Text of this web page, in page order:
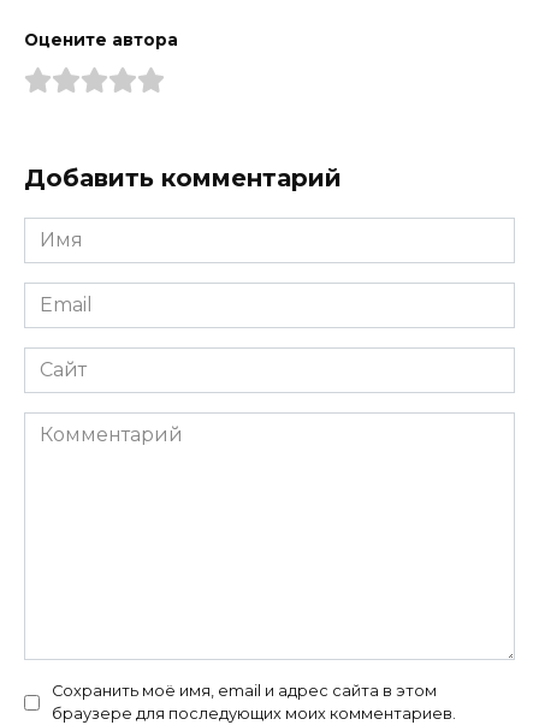
Оцените автора
Добавить комментарий
Имя
*
Email
*
Сайт
Комментарий
Сохранить моё имя, email и адрес сайта в этом
браузере для последующих моих комментариев.